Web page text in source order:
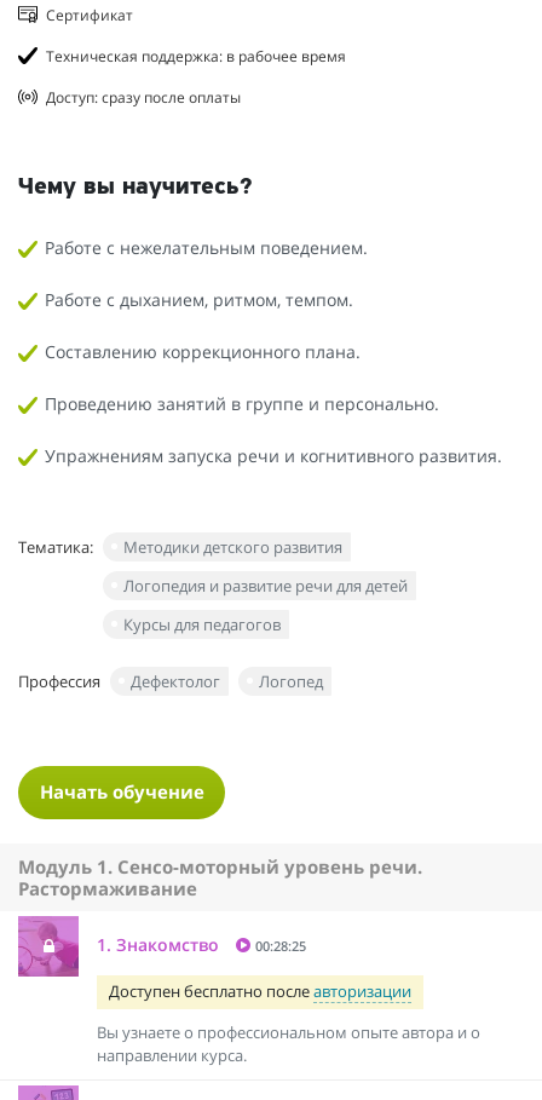
Сертификат
Техническая поддержка: в рабочее время
Доступ: сразу после оплаты
Чему вы научитесь?
Работе с нежелательным поведением.
Работе с дыханием, ритмом, темпом.
Составлению коррекционного плана.
Проведению занятий в группе и персонально.
Упражнениям запуска речи и когнитивного развития.
Тематика:
Методики детского развития
Логопедия и развитие речи для детей
Курсы для педагогов
Профессия Дефектолог Логопед
Начать обучение
Модуль 1. Сенсо-моторный уровень речи.
Растормаживание
1. Знакомство 00:28:25
Доступен бесплатно послеавторизации
Вы узнаете о профессиональном опыте автора и о
направлении курса.